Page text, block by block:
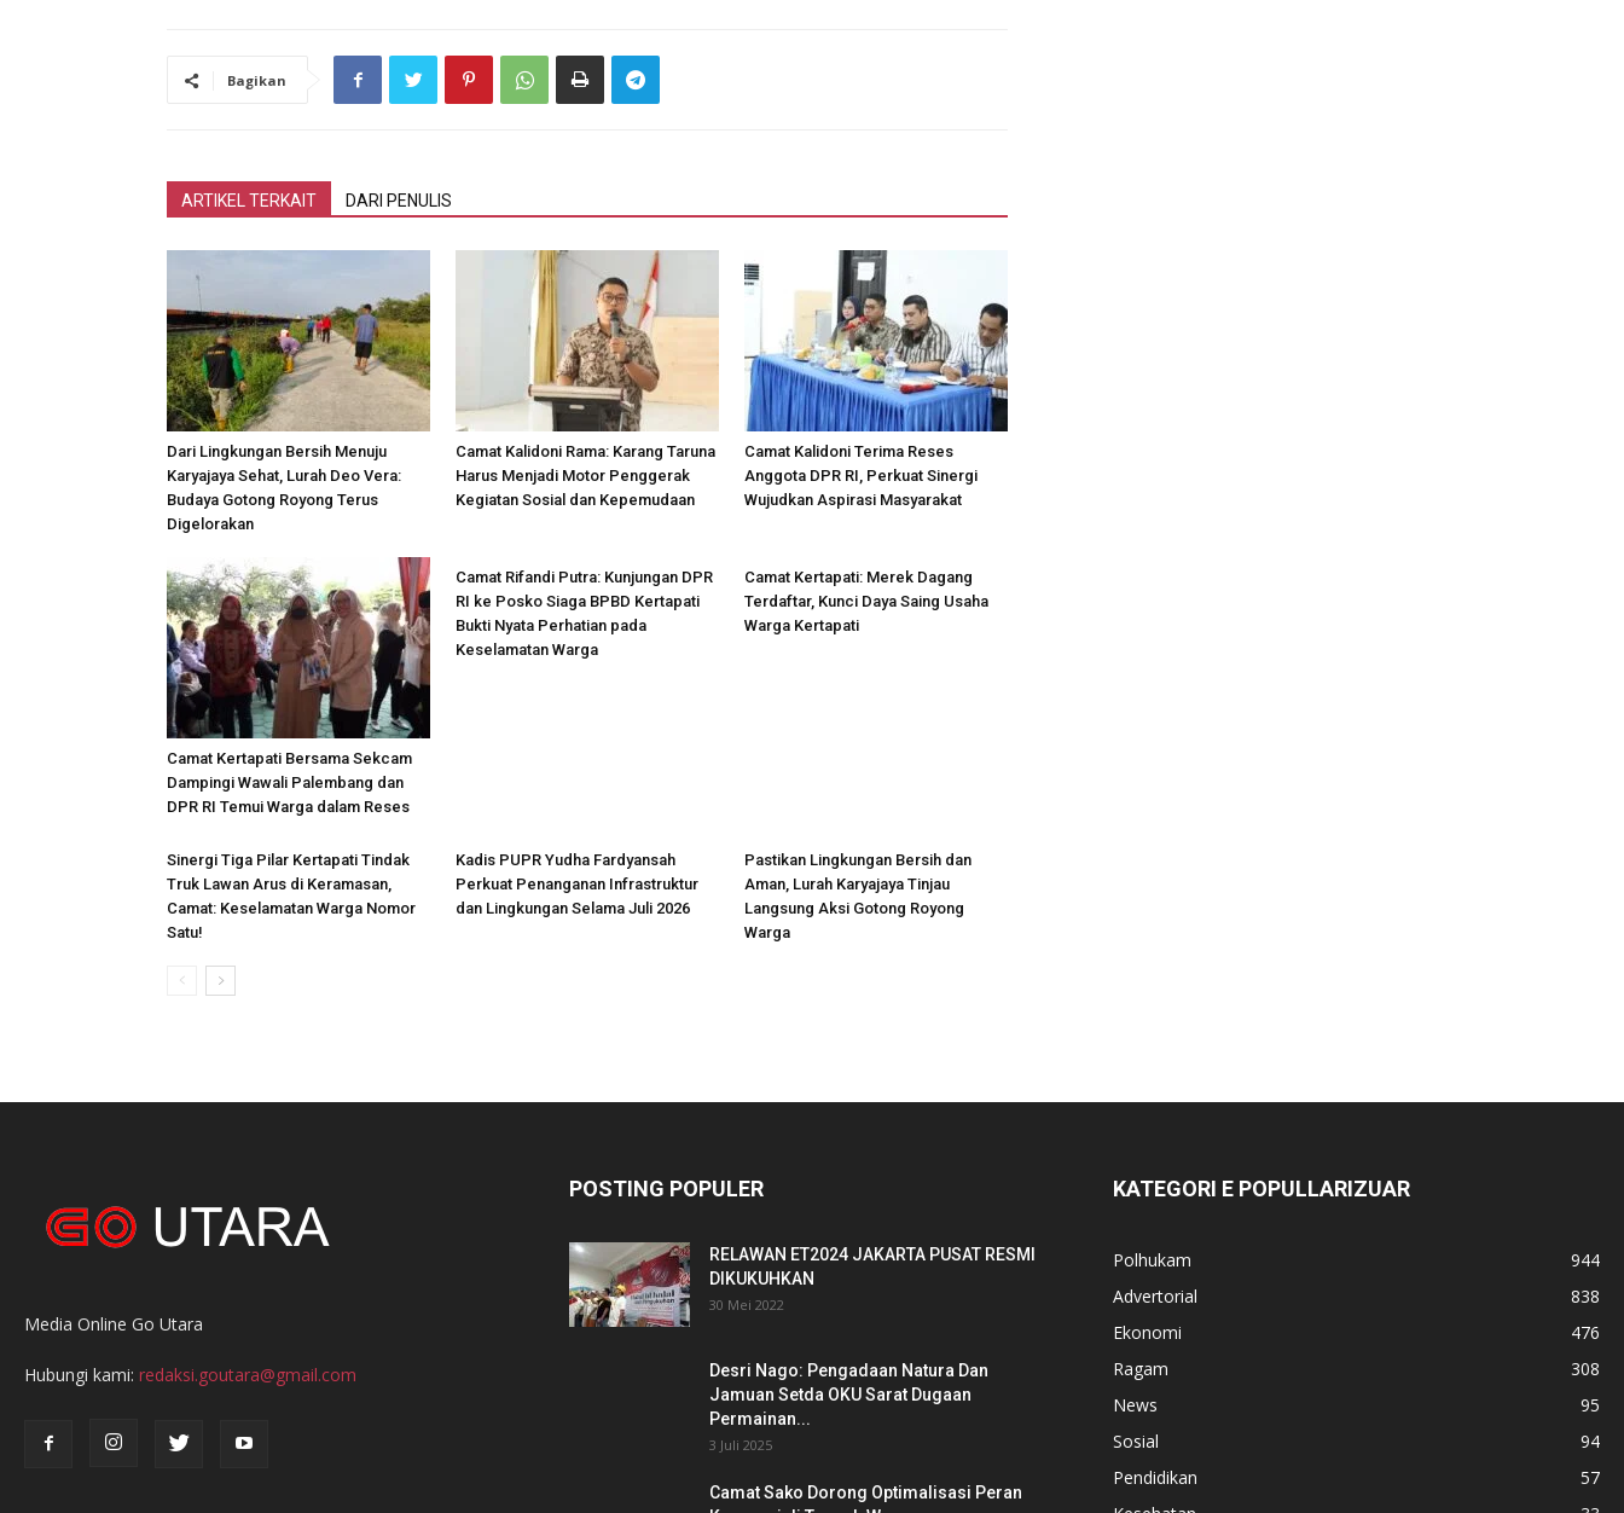
Bagikan
ARTIKEL TERKAIT DARI PENULIS
Dari Lingkungan Bersih Menuju
Karyajaya Sehat, Lurah Deo Vera:
Budaya Gotong Royong Terus
Digelorakan
Camat Kalidoni Rama: Karang Taruna
Harus Menjadi Motor Penggerak
Kegiatan Sosial dan Kepemudaan
Camat Kalidoni Terima Reses
Anggota DPR RI, Perkuat Sinergi
Wujudkan Aspirasi Masyarakat
Camat Kertapati Bersama Sekcam
Dampingi Wawali Palembang dan
DPR RI Temui Warga dalam Reses
Camat Rifandi Putra: Kunjungan DPR
RI ke Posko Siaga BPBD Kertapati
Bukti Nyata Perhatian pada
Keselamatan Warga
Camat Kertapati: Merek Dagang
Terdaftar, Kunci Daya Saing Usaha
Warga Kertapati
Sinergi Tiga Pilar Kertapati Tindak
Truk Lawan Arus di Keramasan,
Camat: Keselamatan Warga Nomor
Satu!
Kadis PUPR Yudha Fardyansah
Perkuat Penanganan Infrastruktur
dan Lingkungan Selama Juli 2026
Pastikan Lingkungan Bersih dan
Aman, Lurah Karyajaya Tinjau
Langsung Aksi Gotong Royong
Warga
Media Online Go Utara
Hubungi kami: redaksi.goutara@gmail.com
POSTING POPULER
RELAWAN ET2024 JAKARTA PUSAT RESMI
DIKUKUHKAN
30 Mei 2022
Desri Nago: Pengadaan Natura Dan
Jamuan Setda OKU Sarat Dugaan
Permainan...
3 Juli 2025
Camat Sako Dorong Optimalisasi Peran
KATEGORI E POPULLARIZUAR
Polhukam
944
Advertorial
838
Ekonomi
476
Ragam
308
News
95
Sosial
94
Pendidikan
57